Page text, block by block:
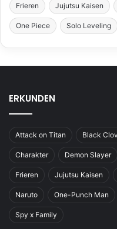
Frieren Jujutsu Kaisen
One Piece Solo Leveling
ERKUNDEN
Attack on Titan Black
Charakter Demon Slayer
Frieren Jujutsu Kaisen
Naruto One-Punch Man
Spy x Family